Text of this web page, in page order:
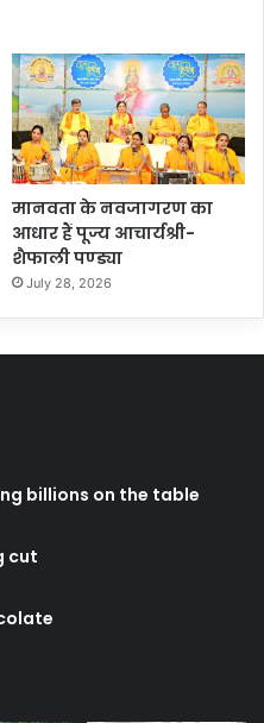
मानवता के नवजागरण का
आधार हैं पूज्य आचार्यश्री-
शैफाली पण्ड्या
July 28, 2026
billions on the table
cut